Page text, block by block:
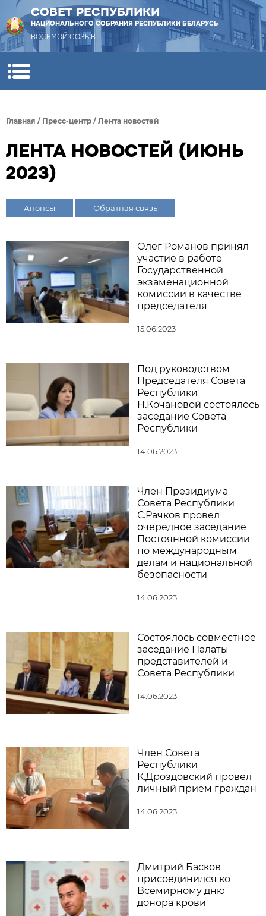
СОВЕТ РЕСПУБЛИКИ
НАЦИОНАЛЬНОГО СОБРАНИЯ РЕСПУБЛИКИ БЕЛАРУСЬ
ВОСЬМОЙ СОЗЫВ
Главная / Пресс-центр / Лента новостей
ЛЕНТА НОВОСТЕЙ (ИЮНЬ
2023)
Анонсы Обратная связь
Олег Романов принял
участие в работе
Государственной
экзаменационной
комиссии в качестве
председателя
15.06.2023
Под руководством
Председателя Совета
Республики
Н.Кочановой состоялось
заседание Совета
Республики
14.06.2023
Член Президиума
Совета Республики
С.Рачков провел
очередное заседание
Постоянной комиссии
по международным
делам и национальной
безопасности
14.06.2023
Состоялось совместное
заседание Палаты
представителей и
Совета Республики
14.06.2023
Член Совета
Республики
К.Дроздовский провел
личный прием граждан
14.06.2023
Дмитрий Басков
присоединился ко
Всемирному дню
донора крови